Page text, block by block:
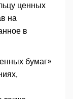
ценных
на
в
бумаг»